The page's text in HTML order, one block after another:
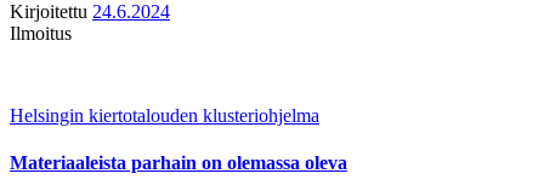
Kirjoitettu 24.6.2024
Ilmoitus
Helsingin kiertotalouden klusteriohjelma
Materiaaleista parhain on olemassa oleva